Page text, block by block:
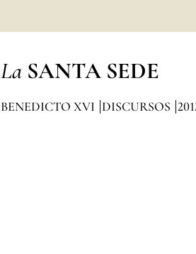
La SANTA SEDE
BENEDICTO XVI DISCURSOS